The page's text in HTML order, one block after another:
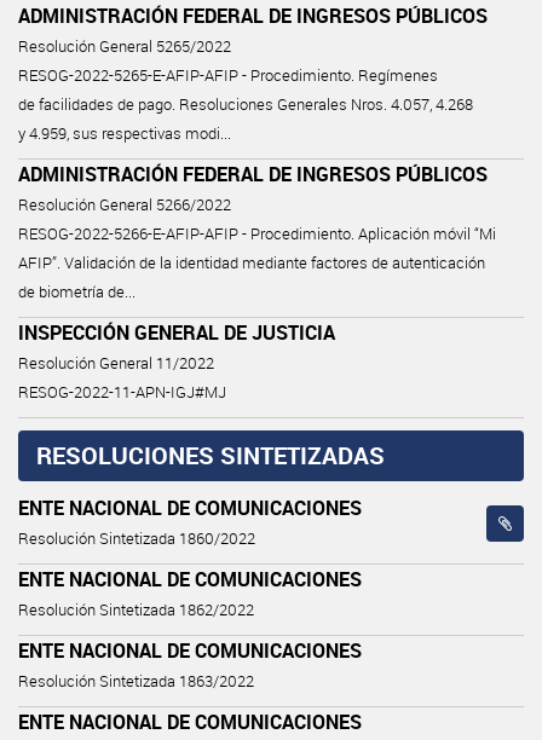
ADMINISTRACIÓN FEDERAL DE INGRESOS PÚBLICOS
Resolución General 5265/2022
RESOG-2022-5265-E-AFIP-AFIP - Procedimiento. Regímenes
de facilidades de pago. Resoluciones Generales Nros. 4.057, 4.268
y 4.959, sus respectivas modi...
ADMINISTRACIÓN FEDERAL DE INGRESOS PÚBLICOS
Resolución General 5266/2022
RESOG-2022-5266-E-AFIP-AFIP - Procedimiento. Aplicación móvil “Mi
AFIP”. Validación de la identidad mediante factores de autenticación
de biometría de...
INSPECCIÓN GENERAL DE JUSTICIA
Resolución General 11/2022
RESOG-2022-11-APN-IGJ#MJ
RESOLUCIONES SINTETIZADAS
ENTE NACIONAL DE COMUNICACIONES
Resolución Sintetizada 1860/2022
ENTE NACIONAL DE COMUNICACIONES
Resolución Sintetizada 1862/2022
ENTE NACIONAL DE COMUNICACIONES
Resolución Sintetizada 1863/2022
ENTE NACIONAL DE COMUNICACIONES